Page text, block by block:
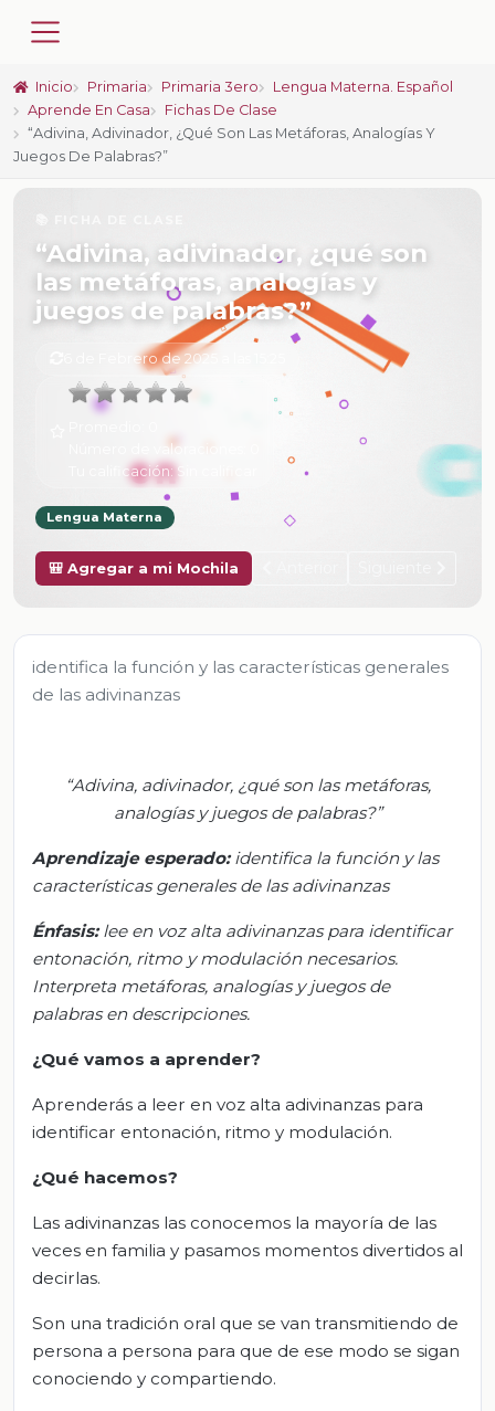
Inicio Primaria Primaria 3ero
Lengua Materna. Español
Aprende En Casa
Fichas De Clase
“Adivina, Adivinador, ¿qué Son Las Metáforas, Analogías Y
Juegos De Palabras?”
“Adivina, adivinador, ¿qué son
las metáforas, analogías y
juegos de palabras?”
6 de Febrero de 2025 a las 15:25
Número de valoraciones:
Tu calificación: Sin calificar
Lengua Materna
🎒 Agregar a mi Mochila
identifica la función y las características generales
de las adivinanzas
“Adivina, adivinador, ¿qué son las metáforas,
analogías y juegos de palabras?”
Aprendizaje esperado: identifica la función y las
características generales de las adivinanzas
Énfasis: lee en voz alta adivinanzas para identificar
entonación, ritmo y modulación necesarios.
Interpreta metáforas, analogías y juegos de
palabras en descripciones.
¿Qué vamos a aprender?
Aprenderás a leer en voz alta adivinanzas para
identificar entonación, ritmo y modulación.
¿Qué hacemos?
Las adivinanzas las conocemos la mayoría de las
veces en familia y pasamos momentos divertidos al
decirlas.
Son una tradición oral que se van transmitiendo de
persona a persona para que de ese modo se sigan
conociendo y compartiendo.